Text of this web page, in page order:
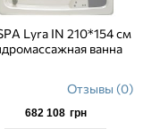
Lyra IN 210*154 см
ванна
Отзывы (0)
682 108 грн